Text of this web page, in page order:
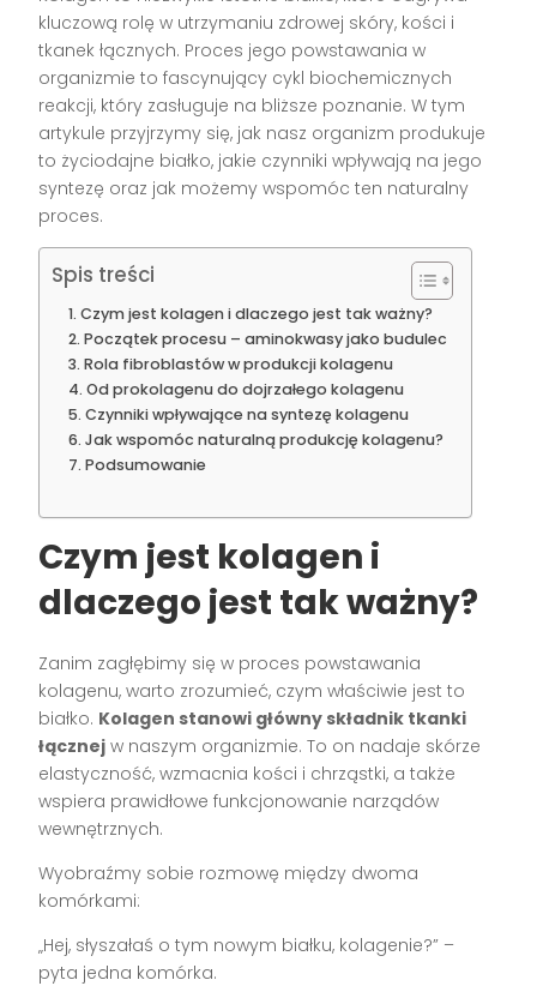
kluczową rolę w utrzymaniu zdrowej skóry, kości i
tkanek łącznych. Proces jego powstawania w
organizmie to fascynujący cykl biochemicznych
reakcji, który zasługuje na bliższe poznanie. W tym
artykule przyjrzymy się, jak nasz organizm produkuje
to życiodajne białko, jakie czynniki wpływają na jego
syntezę oraz jak możemy wspomóc ten naturalny
proces.
Spis treści
Czym jest kolagen i dlaczego jest tak ważny?
Początek procesu – aminokwasy jako budulec
Rola fibroblastów w produkcji kolagenu
Od prokolagenu do dojrzałego kolagenu
Czynniki wpływające na syntezę kolagenu
Jak wspomóc naturalną produkcję kolagenu?
Podsumowanie
Czym jest kolagen i
dlaczego jest tak ważny?
Zanim zagłębimy się w proces powstawania
kolagenu, warto zrozumieć, czym właściwie jest to
białko. Kolagen stanowi główny składnik tkanki
łącznej w naszym organizmie. To on nadaje skórze
elastyczność, wzmacnia kości i chrząstki, a także
wspiera prawidłowe funkcjonowanie narządów
wewnętrznych.
Wyobraźmy sobie rozmowę między dwoma
komórkami:
„Hej, słyszałaś o tym nowym białku, kolagenie?” –
pyta jedna komórka.